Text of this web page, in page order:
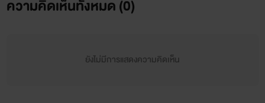
ความคิดเห็นทั้งหมด (0)
ยังไม่มีการแสดงความคิดเห็น